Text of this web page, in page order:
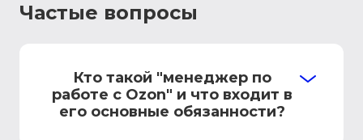
Частые вопросы
Кто такой "менеджер по
работе с Ozon" и что входит в
его основные обязанности?